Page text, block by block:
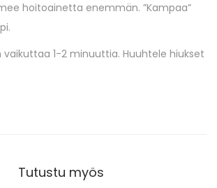
hoitoainetta enemmän. ”Kampaa”
1-2 minuuttia. Huuhtele hiukset
Tutustu myös